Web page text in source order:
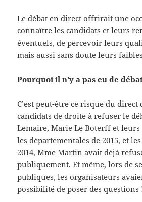
Le débat en direct offrirait une
connaître les candidats et leurs
éventuels, de percevoir leurs
mais aussi sans doute leurs
Pourquoi il n’y a pas eu de
C’est peut-être ce risque du
candidats de droite à refuser le
Lemaire, Marie Le Boterff et
les départementales de 2015, et
2014, Mme Martin avait déjà
publiquement. Et même, lors de
publiques, les organisateurs
possibilité de poser des questions